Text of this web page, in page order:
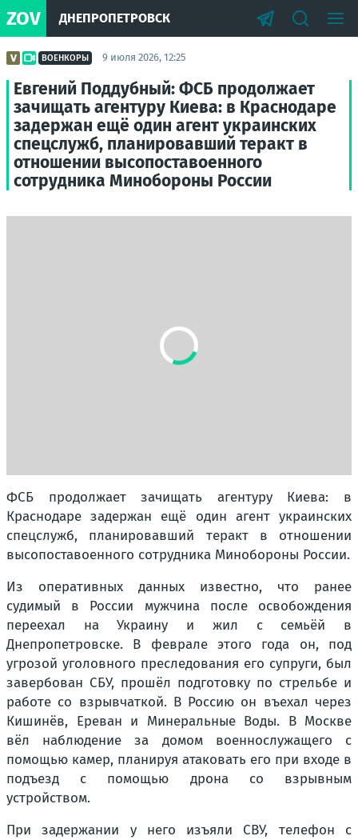
ZOV ДНЕПРОПЕТРОВСК
ВОЕНКОРЫ 9 июля 2026, 12:25
Евгений Поддубный: ФСБ продолжает
зачищать агентуру Киева: в Краснодаре
задержан ещё один агент украинских
спецслужб, планировавший теракт в
отношении высопоставоенного
сотрудника Минобороны России
ФСБ продолжает зачищать агентуру Киева: в
Краснодаре задержан ещё один агент украинских
спецслужб, планировавший теракт в отношении
высопоставоенного сотрудника Минобороны России.
Из оперативных данных известно, что ранее
судимый в России мужчина после освобождения
переехал на Украину и жил с семьёй в
Днепропетровске. В феврале этого года он, под
угрозой уголовного преследования его супруги, был
завербован СБУ, прошёл подготовку по стрельбе и
работе со взрывчаткой. В Россию он въехал через
Кишинёв, Ереван и Минеральные Воды. В Москве
вёл наблюдение за домом военнослужащего с
помощью камер, планируя атаковать его при входе в
подъезд с помощью дрона со взрывным
устройством.
При задержании у него изъяли СВУ, телефон с